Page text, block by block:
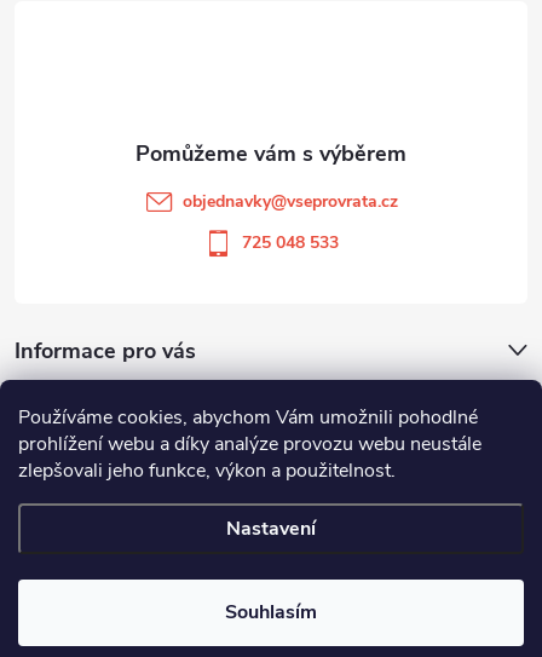
Používáme cookies, abychom Vám umožnili pohodlné
prohlížení webu a díky analýze provozu webu neustále
zlepšovali jeho funkce, výkon a použitelnost.
Nastavení
Souhlasím
objednavky@vseprovrata.cz
725 048 533
Informace pro vás
Odstoupit od smlouvy
Copyright 2026Vše pro vrata. Všechna práva vyhrazena.